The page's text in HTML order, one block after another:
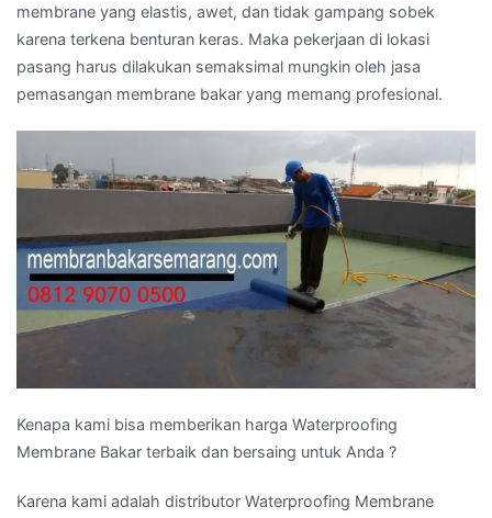
membrane yang elastis, awet, dan tidak gampang sobek
karena terkena benturan keras. Maka pekerjaan di lokasi
pasang harus dilakukan semaksimal mungkin oleh jasa
pemasangan membrane bakar yang memang profesional.
Kenapa kami bisa memberikan harga Waterproofing
Membrane Bakar terbaik dan bersaing untuk Anda ?
Karena kami adalah distributor Waterproofing Membrane